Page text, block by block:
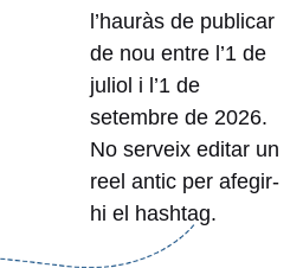
l’hauràs de publicar
de nou entre l’1 de
juliol i l’1 de
setembre de 2026.
No serveix editar un
reel antic per afegir-
hi el hashtag.